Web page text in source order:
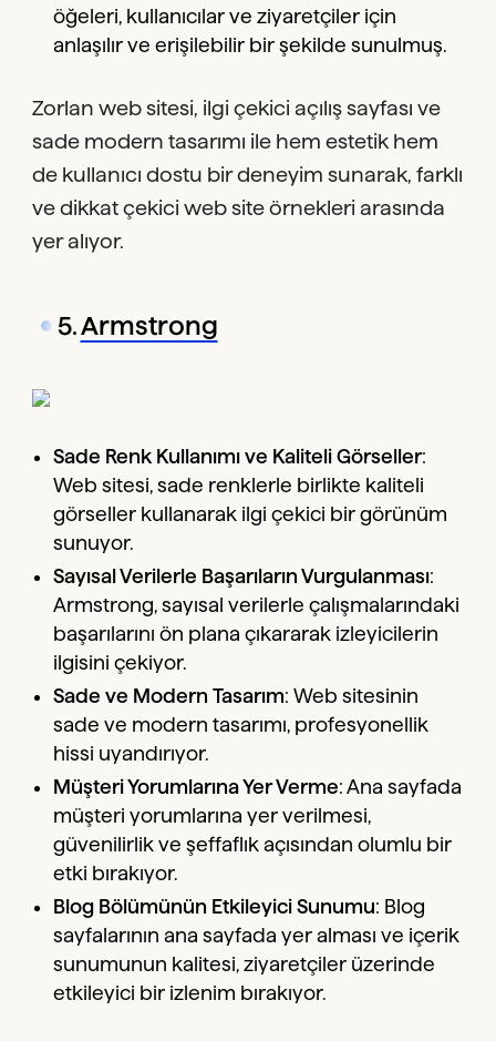
öğeleri, kullanıcılar ve ziyaretçiler için
anlaşılır ve erişilebilir bir şekilde sunulmuş.
Zorlan web sitesi, ilgi çekici açılış sayfası ve
sade modern tasarımı ile hem estetik hem
de kullanıcı dostu bir deneyim sunarak, farklı
ve dikkat çekici web site örnekleri arasında
yer alıyor.
5.Armstrong
Sade Renk Kullanımı ve Kaliteli Görseller:
Web sitesi, sade renklerle birlikte kaliteli
görseller kullanarak ilgi çekici bir görünüm
sunuyor.
Sayısal Verilerle Başarıların Vurgulanması:
Armstrong, sayısal verilerle çalışmalarındaki
başarılarını ön plana çıkararak izleyicilerin
ilgisini çekiyor.
Sade ve Modern Tasarım: Web sitesinin
sade ve modern tasarımı, profesyonellik
hissi uyandırıyor.
Müşteri Yorumlarına Yer Verme: Ana sayfada
müşteri yorumlarına yer verilmesi,
güvenilirlik ve şeffaflık açısından olumlu bir
etki bırakıyor.
Blog Bölümünün Etkileyici Sunumu: Blog
sayfalarının ana sayfada yer alması ve içerik
sunumunun kalitesi, ziyaretçiler üzerinde
etkileyici bir izlenim bırakıyor.